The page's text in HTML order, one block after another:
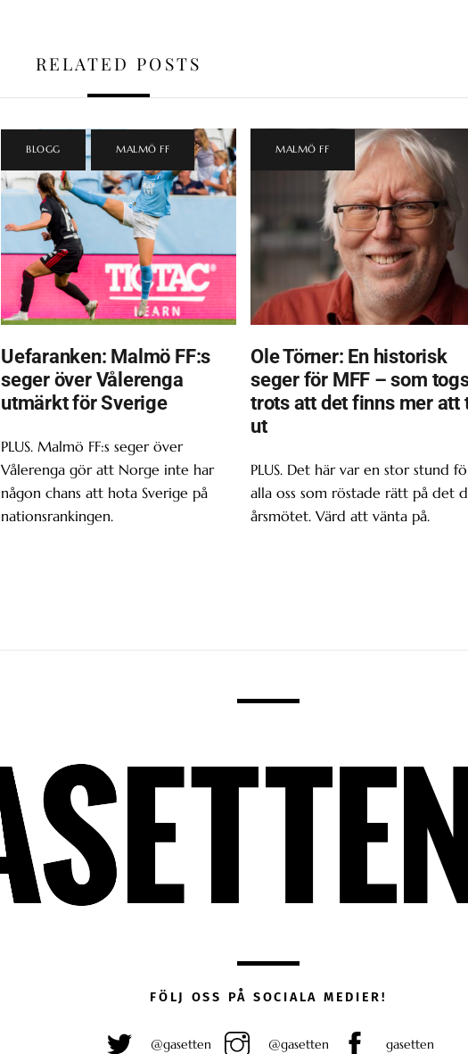
RELATED POSTS
BLOGG MALMÖ FF
Uefaranken: Malmö FF:s
seger över Vålerenga
utmärkt för Sverige
PLUS. Malmö FF:s seger över
Vålerenga gör att Norge inte har
någon chans att hota Sverige på
nationsrankingen.
MALMÖ FF
Ole Törner: En historisk
seger för MFF – som
trots att det finns mer att
ut
PLUS. Det här var en stor stund
alla oss som röstade rätt på det
årsmötet. Värd att vänta på.
FÖLJ OSS PÅ SOCIALA MEDIER!
@gasetten @gasetten gasetten